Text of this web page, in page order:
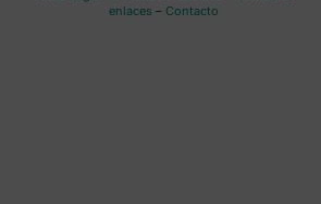
enlaces – Contacto